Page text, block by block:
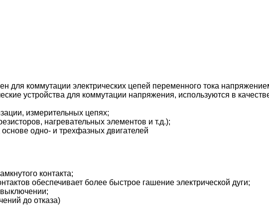
для коммутации электрических цепей переменного тока
устройства для коммутации напряжения, используются в
измерительных цепях;
нагревательных элементов и т.д.);
одно- и трехфазных двигателей
контакта;
обеспечивает более быстрое гашение электрической дуги;
до отказа)